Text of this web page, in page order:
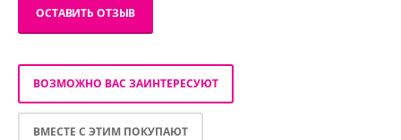
ОСТАВИТЬ ОТЗЫВ
ВОЗМОЖНО ВАС ЗАИНТЕРЕСУЮТ
ВМЕСТЕ С ЭТИМ ПОКУПАЮТ